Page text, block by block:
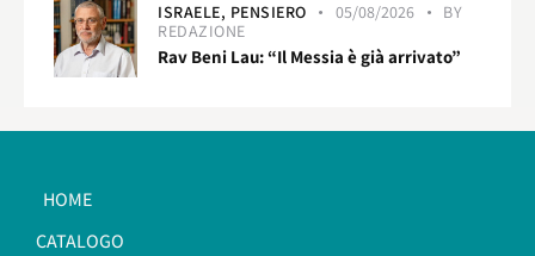
ISRAELE, PENSIERO 05/08/2026
BY
REDAZIONE
Rav Beni Lau: “Il Messia è già arrivato”
HOME
CATALOGO